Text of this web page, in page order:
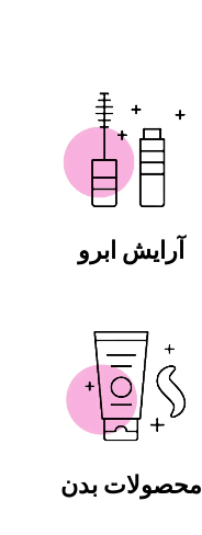
آرایش ابرو
محصولات بدن